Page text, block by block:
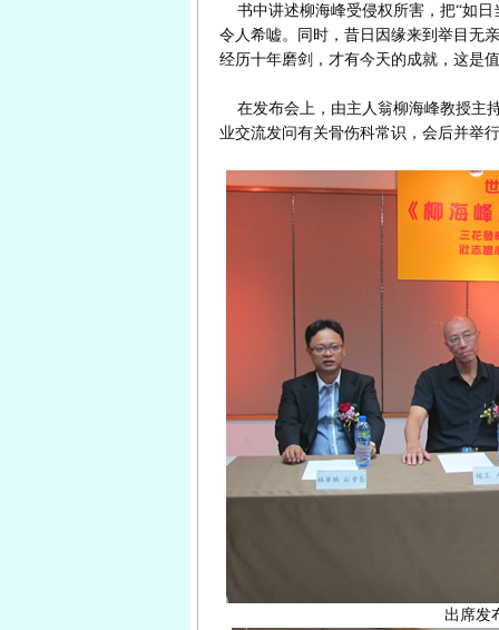
书中讲述柳海峰受侵权所害，把“如日
令人希嘘。同时，昔日因缘来到举目无
经历十年磨剑，才有今天的成就，这是
在发布会上，由主人翁柳海峰教授主
业交流发问有关骨伤科常识，会后并举
出席发